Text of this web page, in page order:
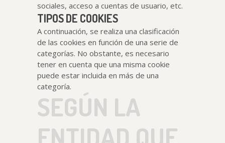
sociales, acceso a cuentas de usuario, etc.
TIPOS DE COOKIES
A continuación, se realiza una clasificación
de las cookies en función de una serie de
categorías. No obstante, es necesario
tener en cuenta que una misma cookie
puede estar incluida en más de una
categoría.
SEGÚN LA